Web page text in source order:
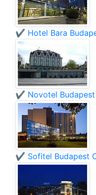
✔️ Hotel Bara
✔️ Novotel
✔️ Sofitel Budapest